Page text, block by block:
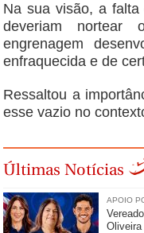
Na sua visão, a falta
deveriam
engrenagem
enfraquecida e de
Ressaltou a
esse vazio no
Últimas Notícias
APOIO